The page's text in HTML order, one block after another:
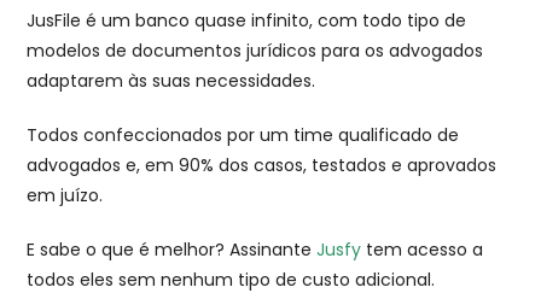
JusFile é um banco quase infinito, com todo tipo de
modelos de documentos jurídicos para os advogados
adaptarem às suas necessidades.
Todos confeccionados por um time qualificado de
advogados e, em 90% dos casos, testados e aprovados
em juízo.
E sabe o que é melhor? Assinante Jusfy tem acesso a
todos eles sem nenhum tipo de custo adicional.